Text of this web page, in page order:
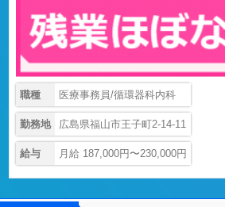
職種 医療事務員/循環器科内科
勤務地 広島県福山市王子町2-14-11
給与 月給 187,000円〜230,000円